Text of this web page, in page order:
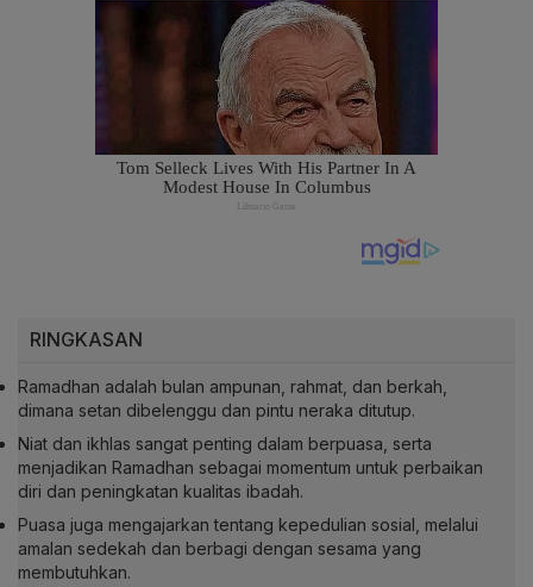
RINGKASAN
Ramadhan adalah bulan ampunan, rahmat, dan berkah,
dimana setan dibelenggu dan pintu neraka ditutup.
Niat dan ikhlas sangat penting dalam berpuasa, serta
menjadikan Ramadhan sebagai momentum untuk perbaikan
diri dan peningkatan kualitas ibadah.
Puasa juga mengajarkan tentang kepedulian sosial, melalui
amalan sedekah dan berbagi dengan sesama yang
membutuhkan.